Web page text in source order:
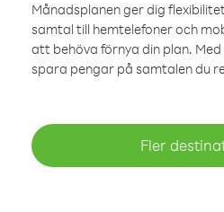
Månadsplanen ger dig
samtal till hemtelefoner och
att behöva förnya din plan.
spara pengar på samtalen du
Fler